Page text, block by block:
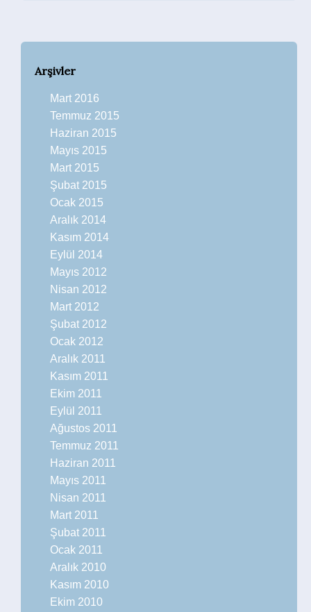
Arşivler
Mart 2016
Temmuz 2015
Haziran 2015
Mayıs 2015
Mart 2015
Şubat 2015
Ocak 2015
Aralık 2014
Kasım 2014
Eylül 2014
Mayıs 2012
Nisan 2012
Mart 2012
Şubat 2012
Ocak 2012
Aralık 2011
Kasım 2011
Ekim 2011
Eylül 2011
Ağustos 2011
Temmuz 2011
Haziran 2011
Mayıs 2011
Nisan 2011
Mart 2011
Şubat 2011
Ocak 2011
Aralık 2010
Kasım 2010
Ekim 2010